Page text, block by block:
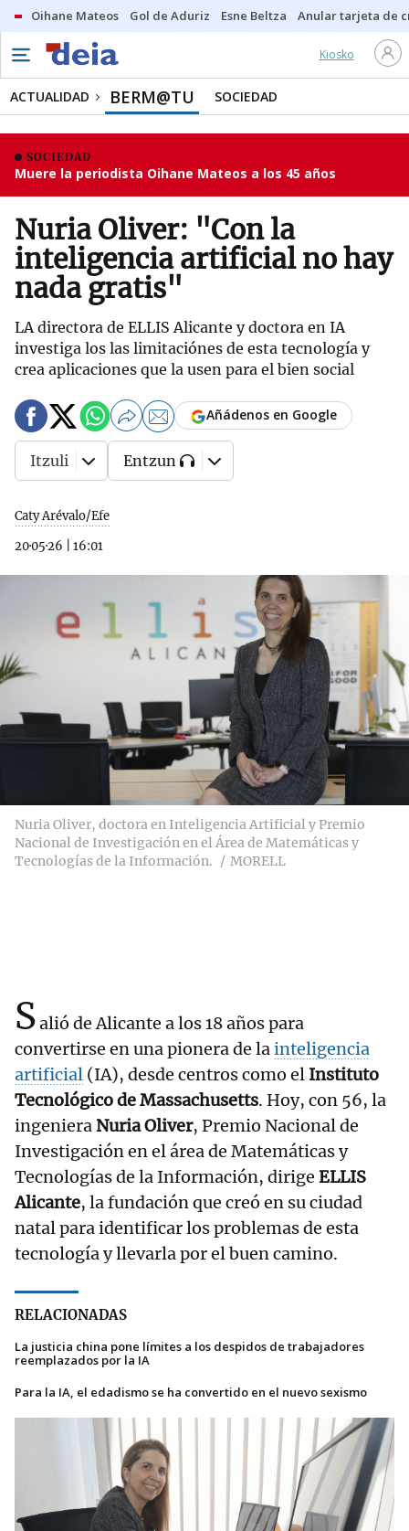
Oihane Mateos Gol de Aduriz Esne Beltza Anular tarjeta de
Kiosko
ACTUALIDAD BERM@TU SOCIEDAD
SOCIEDAD
Muere la periodista Oihane Mateos a los 45 años
Nuria Oliver: "Con la
inteligencia artificial no hay
nada gratis"
LA directora de ELLIS Alicante y doctora en IA
investiga los las limitaciónes de esta tecnología y
crea aplicaciones que la usen para el bien social
Caty Arévalo/Efe
20·05·26
16:01
Añádenos en Google
Itzuli Entzun
Nuria Oliver, doctora en Inteligencia Artificial y Premio
Nacional de Investigación en el Área de Matemáticas y
Tecnologías de la Información.
MORELL
Salió de Alicante a los 18 años para
convertirse en una pionera de lainteligencia
artificial (IA), desde centros como el Instituto
Tecnológico de Massachusetts. Hoy, con 56, la
ingeniera Nuria Oliver, Premio Nacional de
Investigación en el área de Matemáticas y
Tecnologías de la Información, dirige ELLIS
Alicante, la fundación que creó en su ciudad
natal para identificar los problemas de esta
tecnología y llevarla por el buen camino.
RELACIONADAS
La justicia china pone límites a los despidos de trabajadores
reemplazados por la IA
Para la IA, el edadismo se ha convertido en el nuevo sexismo